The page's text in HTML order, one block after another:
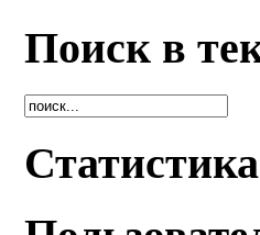
Поиск в
Статистика